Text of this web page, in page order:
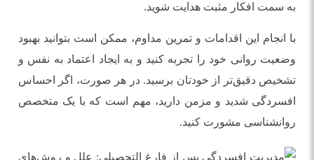
به سمت افکار مثبت هدایت شوید.
با انجام این اقدامات و تمرین مداوم، ممکن است بتوانید بهبود
وضعیت روانی خود را تجربه کنید و به ایجاد اعتماد به نفس و
تشخیص دقیق‌تر از خودتان برسید. در هر صورت، اگر احساس
افسردگی شدید و مزمن دارید، مهم است که با یک متخصص
روانشناسی مشورت کنید.